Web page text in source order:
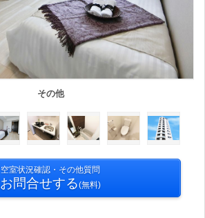
その他
空室状況確認・その他質問
お問合せする(無料)